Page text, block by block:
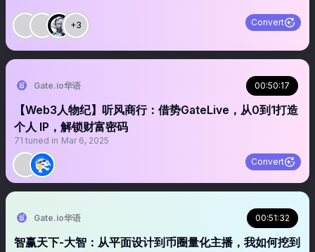
+3 Convert
Gate.io华语 00:50:17
【Web3人物纪】听风商行：借势GateLive，从0到1打造
个人 IP，解锁财富密码
71 tuned in Mar 6, 2025
Convert
Gate.io华语 00:51:32
智赢天下-大智：从平面设计到币圈量化主播，我如何挖到